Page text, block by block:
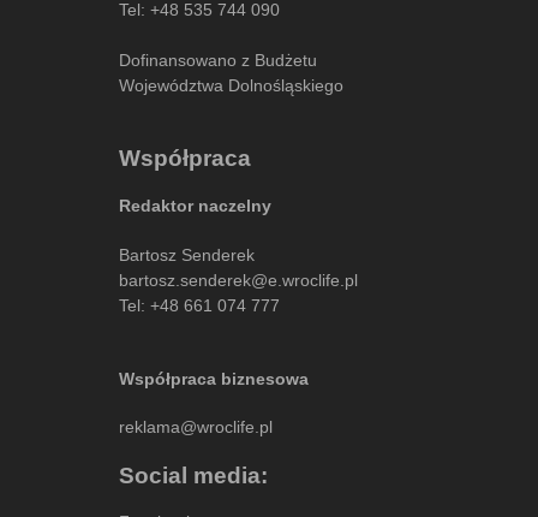
Tel: +48 535 744 090
Dofinansowano z Budżetu
Województwa Dolnośląskiego
Współpraca
Redaktor naczelny
Bartosz Senderek
bartosz.senderek@e.wroclife.pl
Tel: +48 661 074 777
Współpraca biznesowa
reklama@wroclife.pl
Social media: